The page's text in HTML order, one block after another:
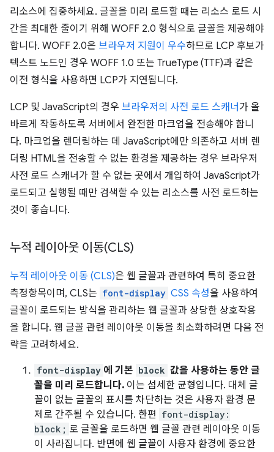
리소스에 집중하세요. 글꼴을 미리 로드할 때는 리소스 로드 시
간을 최대한 줄이기 위해 WOFF 2.0 형식으로 글꼴을 제공해야
합니다. WOFF 2.0은 브라우저 지원이 우수하므로 LCP 후보가
텍스트 노드인 경우 WOFF 1.0 또는 TrueType (TTF)과 같은
이전 형식을 사용하면 LCP가 지연됩니다.
LCP 및 JavaScript의 경우 브라우저의 사전 로드 스캐너 가 올
바르게 작동하도록 서버에서 완전한 마크업을 전송해야 합니
다. 마크업을 렌더링하는 데 JavaScript에만 의존하고 서버 렌
더링 HTML을 전송할 수 없는 환경을 제공하는 경우 브라우저
사전 로드 스캐너가 할 수 없는 곳에서 개입하여 JavaScript가
로드되고 실행될 때만 검색할 수 있는 리소스를 사전 로드하는
것이 좋습니다.
누적 레이아웃 이동(CLS)
누적 레이아웃 이동 (CLS)은 웹 글꼴과 관련하여 특히 중요한
측정항목이며, CLS는 font-display CSS 속성을 사용하여
글꼴이 로드되는 방식을 관리하는 웹 글꼴과 상당한 상호작용
을 합니다. 웹 글꼴 관련 레이아웃 이동을 최소화하려면 다음 전
략을 고려하세요.
font-display 에 기본 block 값을 사용하는 동안 글
꼴을 미리 로드합니다. 이는 섬세한 균형입니다. 대체 글
꼴이 없는 글꼴의 표시를 차단하는 것은 사용자 환경 문
제로 간주될 수 있습니다. 한편 font-display:
block; 로 글꼴을 로드하면 웹 글꼴 관련 레이아웃 이동
이 사라집니다. 반면에 웹 글꼴이 사용자 환경에 중요한